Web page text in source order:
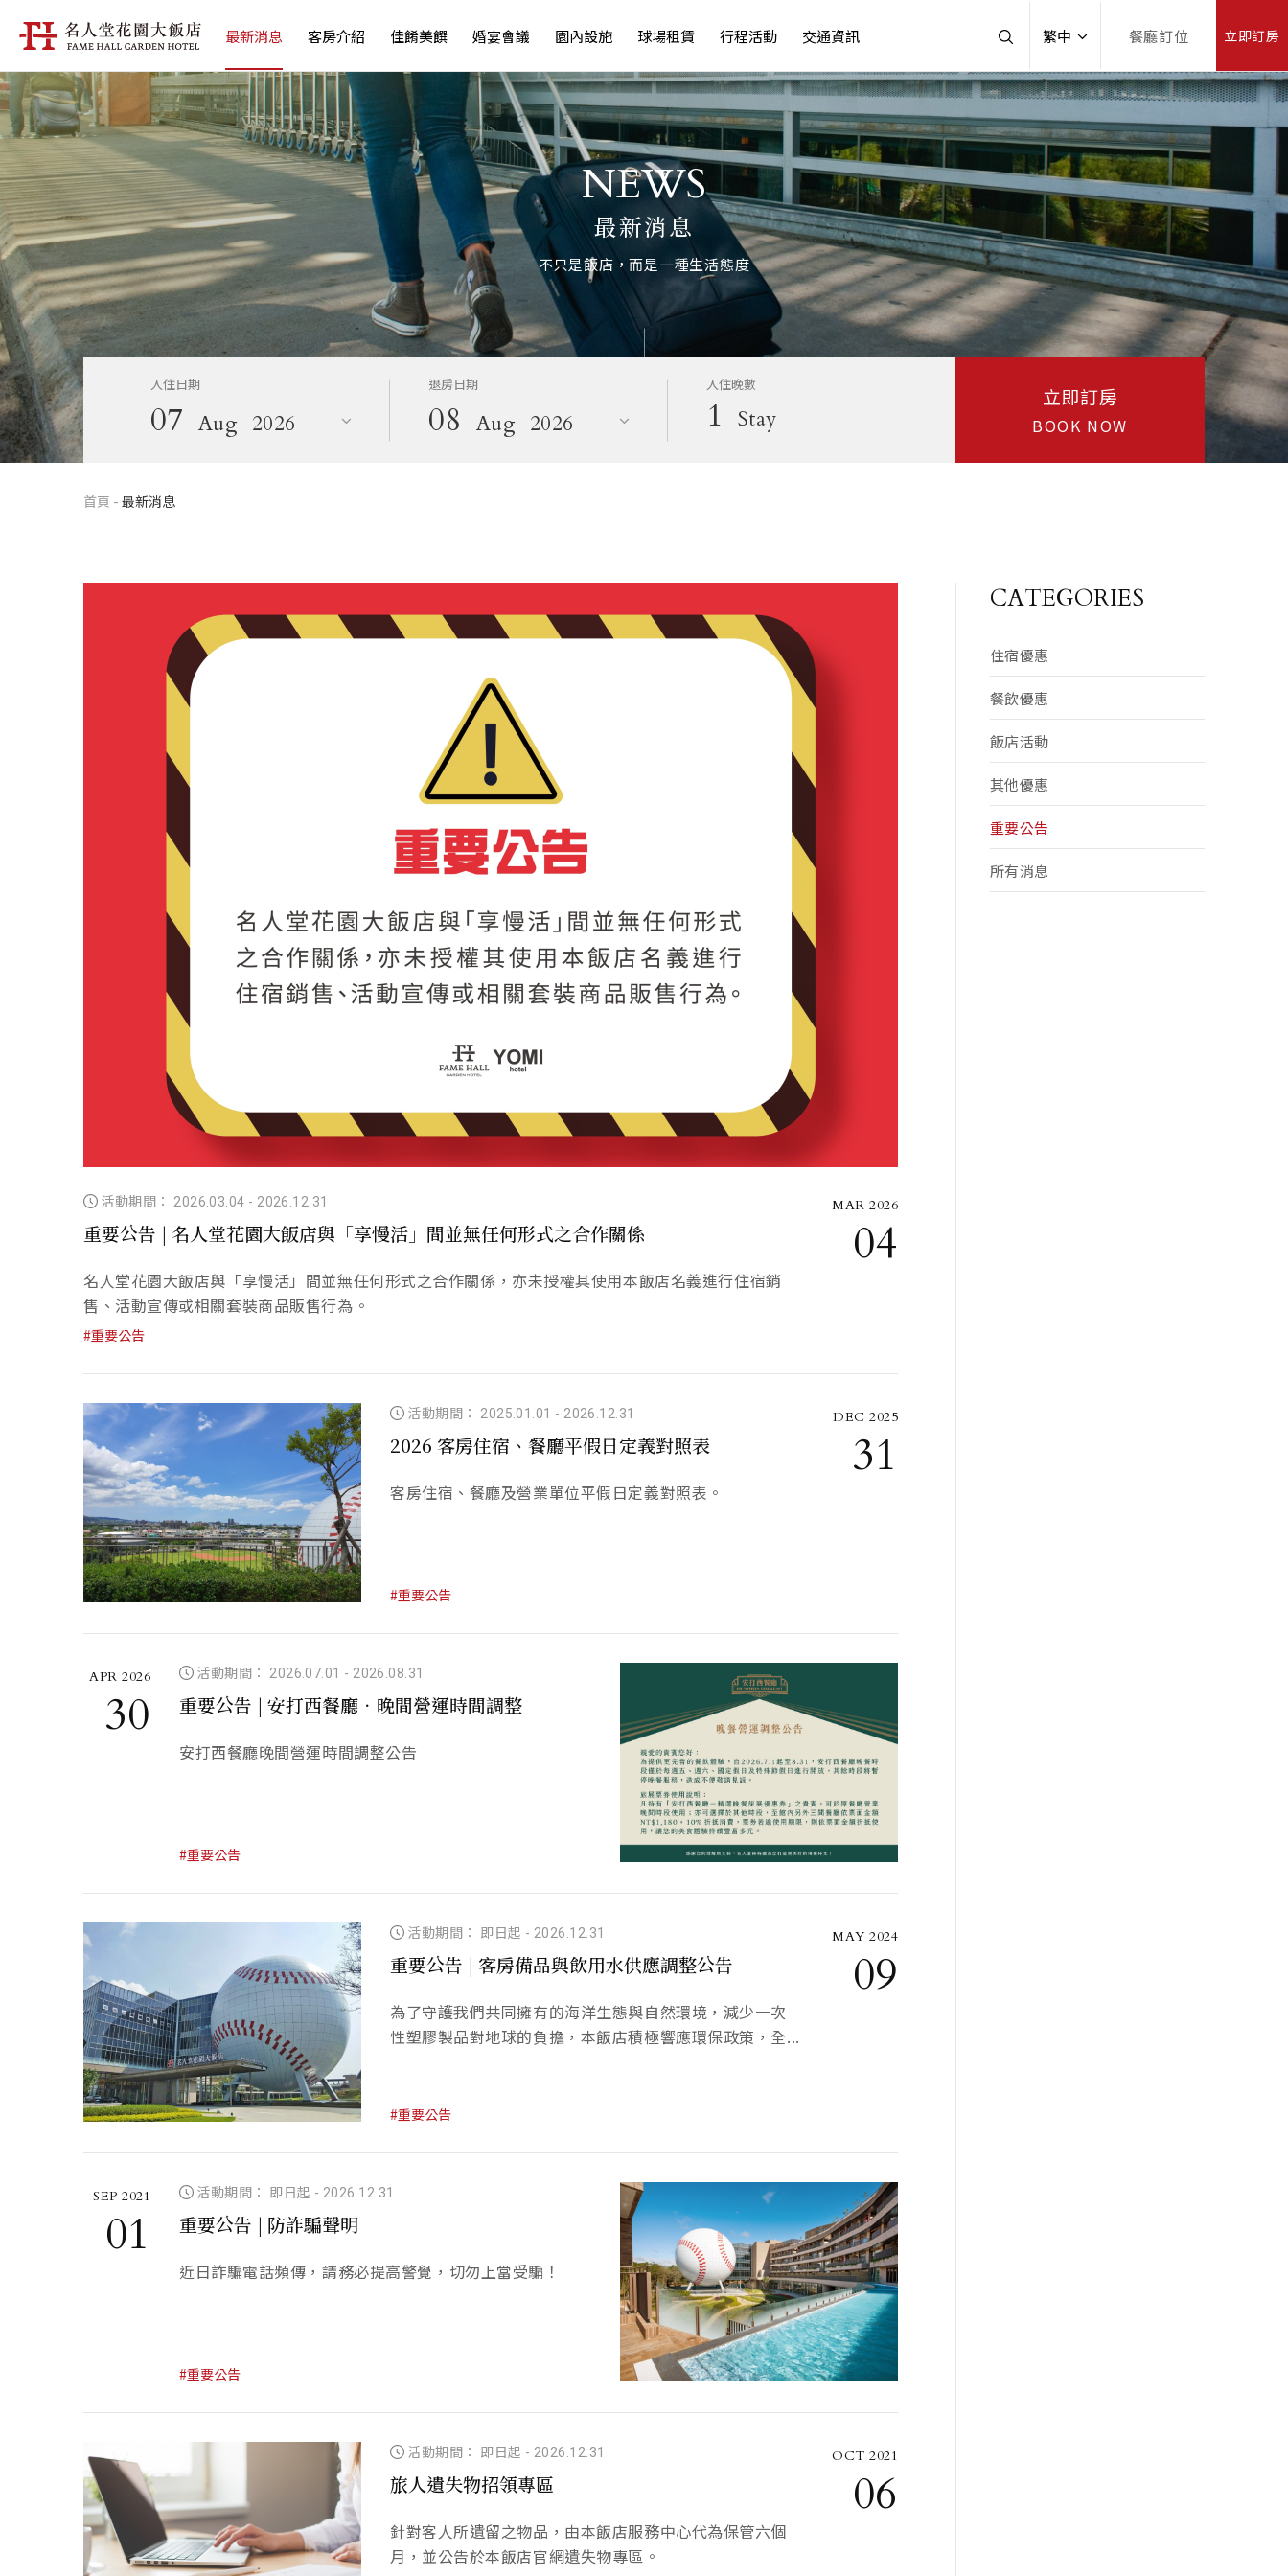
最新消息 客房介紹 佳餚美饌 婚宴會議 園內設施 球場租賃 行程活動 交通資訊 繁中 餐廳訂位 立即訂房
NEWS
最新消息
不只是飯店，而是一種生活態度
入住日期
07 Aug 2026
退房日期
08 Aug 2026
入住晚數
1 Stay
立即訂房
BOOK NOW
首頁 - 最新消息
活動期間： 2026.03.04 - 2026.12.31
重要公告 | 名人堂花園大飯店與「享慢活」間並無任何形式之合作關係
名人堂花園大飯店與「享慢活」間並無任何形式之合作關係，亦未授權其使用本飯店名義進行住宿銷
售、活動宣傳或相關套裝商品販售行為。
#重要公告
MAR 2026
04
活動期間： 2025.01.01 - 2026.12.31
2026 客房住宿、餐廳平假日定義對照表
客房住宿、餐廳及營業單位平假日定義對照表。
#重要公告
DEC 2025
31
活動期間： 2026.07.01 - 2026.08.31
重要公告 | 安打西餐廳．晚間營運時間調整
安打西餐廳晚間營運時間調整公告
#重要公告
APR 2026
30
活動期間： 即日起 - 2026.12.31
重要公告 | 客房備品與飲用水供應調整公告
為了守護我們共同擁有的海洋生態與自然環境，減少一次
性塑膠製品對地球的負擔，本飯店積極響應環保政策，全...
#重要公告
MAY 2024
09
活動期間： 即日起 - 2026.12.31
重要公告 | 防詐騙聲明
近日詐騙電話頻傳，請務必提高警覺，切勿上當受騙！
#重要公告
SEP 2021
01
活動期間： 即日起 - 2026.12.31
旅人遺失物招領專區
針對客人所遺留之物品，由本飯店服務中心代為保管六個
月，並公告於本飯店官網遺失物專區。
OCT 2021
06
CATEGORIES
住宿優惠
餐飲優惠
飯店活動
其他優惠
重要公告
所有消息